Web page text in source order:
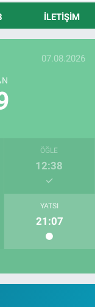
İLETIŞIM
07.08.2026
ÖĞLE
12:38
YATSI
21:07